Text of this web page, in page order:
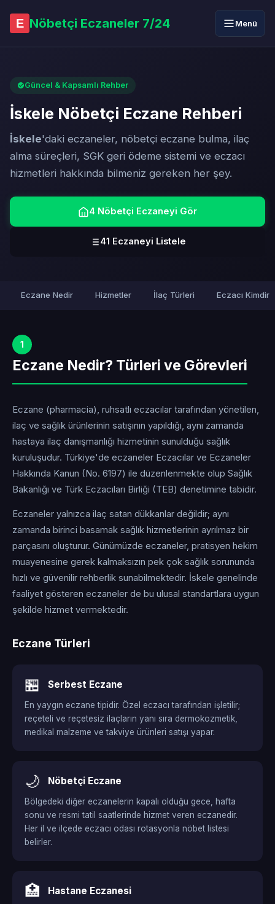
E Nöbetçi Eczaneler 7/24 Menü
Güncel & Kapsamlı Rehber
İskele Nöbetçi Eczane Rehberi
İskele'daki eczaneler, nöbetçi eczane bulma, ilaç
alma süreçleri, SGK geri ödeme sistemi ve eczacı
hizmetleri hakkında bilmeniz gereken her şey.
4 Nöbetçi Eczaneyi Gör
41 Eczaneyi Listele
Eczane Nedir Hizmetler İlaç Türleri Eczacı Kimdir
1
Eczane Nedir? Türleri ve Görevleri
Eczane (pharmacia), ruhsatlı eczacılar tarafından yönetilen,
ilaç ve sağlık ürünlerinin satışının yapıldığı, aynı zamanda
hastaya ilaç danışmanlığı hizmetinin sunulduğu sağlık
kuruluşudur. Türkiye'de eczaneler Eczacılar ve Eczaneler
Hakkında Kanun (No. 6197) ile düzenlenmekte olup Sağlık
Bakanlığı ve Türk Eczacıları Birliği (TEB) denetimine tabidir.
Eczaneler yalnızca ilaç satan dükkanlar değildir; aynı
zamanda birinci basamak sağlık hizmetlerinin ayrılmaz bir
parçasını oluşturur. Günümüzde eczaneler, pratisyen hekim
muayenesine gerek kalmaksızın pek çok sağlık sorununda
hızlı ve güvenilir rehberlik sunabilmektedir. İskele genelinde
faaliyet gösteren eczaneler de bu ulusal standartlara uygun
şekilde hizmet vermektedir.
Eczane Türleri
🏪 Serbest Eczane
En yaygın eczane tipidir. Özel eczacı tarafından işletilir;
reçeteli ve reçetesiz ilaçların yanı sıra dermokozmetik,
medikal malzeme ve takviye ürünleri satışı yapar.
🌙 Nöbetçi Eczane
Bölgedeki diğer eczanelerin kapalı olduğu gece, hafta
sonu ve resmi tatil saatlerinde hizmet veren eczanedir.
Her il ve ilçede eczacı odası rotasyonla nöbet listesi
belirler.
🏥 Hastane Eczanesi